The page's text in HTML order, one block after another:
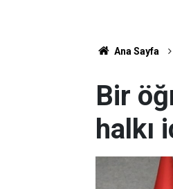
Ana Sayfa
Bir
halkı